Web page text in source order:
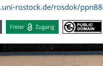
rostock.de/rosdok/
Freier Zugang